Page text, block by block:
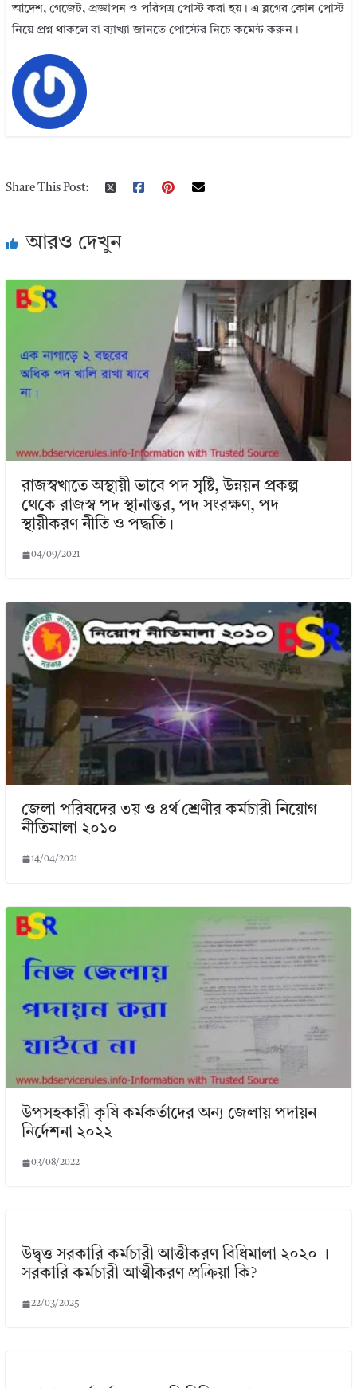
আদেশ, গেজেট, প্রজ্ঞাপন ও পরিপত্র পোস্ট করা হয়। এ ব্লগের কোন পোস্ট
নিয়ে প্রশ্ন থাকলে বা ব্যাখ্যা জানতে পোস্টের নিচে কমেন্ট করুন।
Share This Post:
আরও দেখুন
রাজস্বখাতে অস্থায়ী ভাবে পদ সৃষ্টি, উন্নয়ন প্রকল্প
থেকে রাজস্ব পদ স্থানান্তর, পদ সংরক্ষণ, পদ
স্থায়ীকরণ নীতি ও পদ্ধতি।
04/09/2021
জেলা পরিষদের ৩য় ও ৪র্থ শ্রেণীর কর্মচারী নিয়োগ
নীতিমালা ২০১০
14/04/2021
উপসহকারী কৃষি কর্মকর্তাদের অন্য জেলায় পদায়ন
নির্দেশনা ২০২২
03/08/2022
উদ্বৃত্ত সরকারি কর্মচারী আত্তীকরণ বিধিমালা ২০২০ ।
সরকারি কর্মচারী আত্মীকরণ প্রক্রিয়া কি?
22/03/2025